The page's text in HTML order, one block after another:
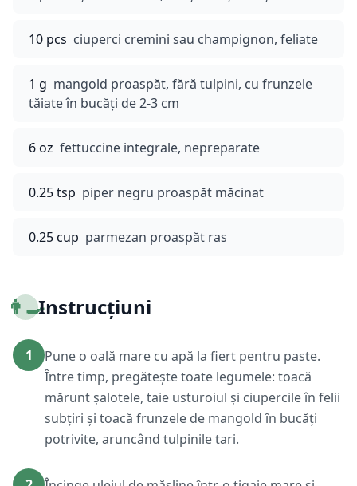
10 pcs ciuperci cremini sau champignon, feliate
1 g mangold proaspăt, fără tulpini, cu frunzele
tăiate în bucăți de 2-3 cm
6 oz fettuccine integrale, nepreparate
0.25 tsp piper negru proaspăt măcinat
0.25 cup parmezan proaspăt ras
👨‍🍳Instrucțiuni
1
Pune o oală mare cu apă la fiert pentru paste.
Între timp, pregătește toate legumele: toacă
mărunt șalotele, taie usturoiul și ciupercile în felii
subțiri și toacă frunzele de mangold în bucăți
potrivite, aruncând tulpinile tari.